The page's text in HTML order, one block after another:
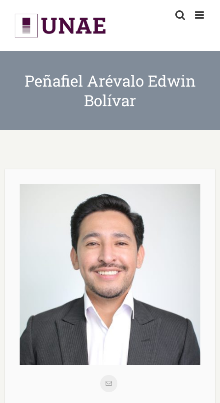
content
Peñafiel Arévalo Edwin
Bolívar